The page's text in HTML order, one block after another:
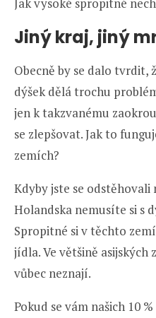
Jiný kraj, jiný
Obecně by se dalo tvrdit,
dýšek dělá trochu
jen k takzvanému
se zlepšovat. Jak to
zemích?
Kdyby jste se
Holandska nemusíte si s
Spropitné si v těchto
jídla. Ve většině
vůbec neznají.
Pokud se vám našich 10